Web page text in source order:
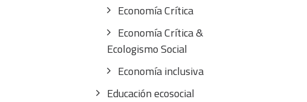
Economía Crítica
Economía Crítica &
Ecologismo Social
Economía inclusiva
Educación ecosocial